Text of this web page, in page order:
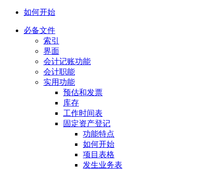
如何开始
必备文件
索引
界面
会计记账功能
会计职能
实用功能
预估和发票
库存
工作时间表
固定资产登记
功能特点
如何开始
项目表格
发生业务表